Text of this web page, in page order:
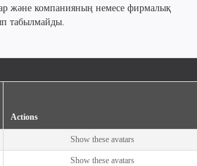
және компанияның немесе фирмалық
табылмайды.
Actions
Show these avatars
Show these avatars